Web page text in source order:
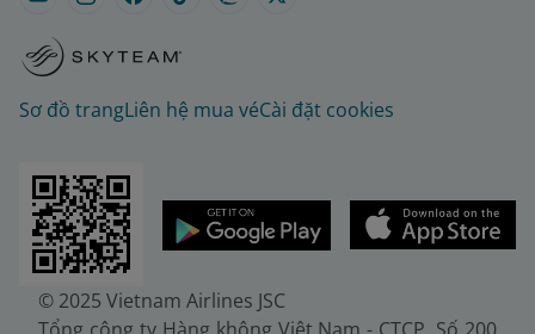
Sơ đồ trangLiên hệ mua véCài đặt cookies
© 2025 Vietnam Airlines JSC